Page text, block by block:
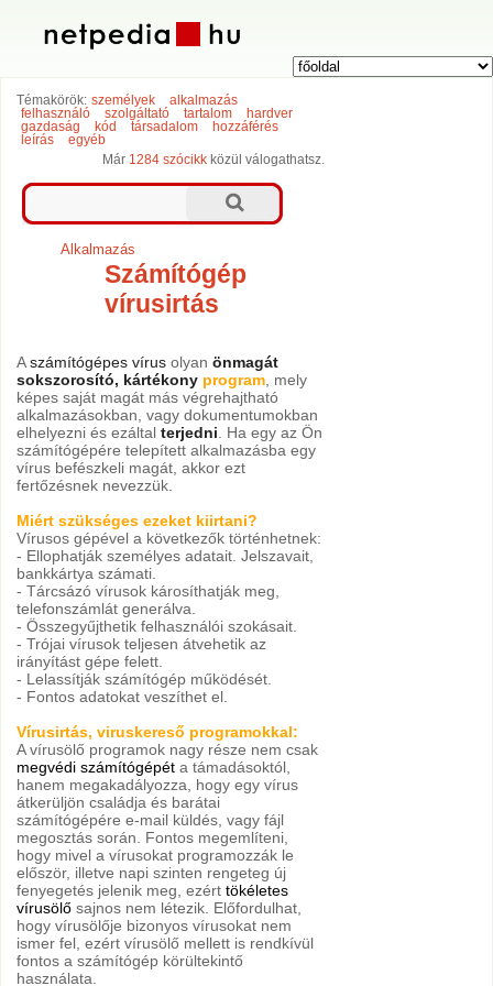
Témakörök: személyek
alkalmazás
felhasználó
szolgáltató tartalom
hardver
gazdaság
kód társadalom
hozzáférés
leírás
egyéb
Már 1284 szócikk közül válogathatsz.
Alkalmazás
Számítógép
vírusirtás
Aszámítógépes vírus olyanönmagát
sokszorosító, kártékony program , mely
képes saját magát más végrehajtható
alkalmazásokban, vagy dokumentumokban
elhelyezni és ezáltalterjedni . Ha egy az Ön
számítógépére telepített alkalmazásba egy
vírus befészkeli magát, akkor ezt
fertőzésnek nevezzük.
Miért szükséges ezeket kiirtani?
Vírusos gépével a következők történhetnek:
- Ellophatják személyes adatait. Jelszavait,
bankkártya számati.
- Tárcsázó vírusok károsíthatják meg,
telefonszámlát generálva.
- Összegyűjthetik felhasználói szokásait.
- Trójai vírusok teljesen átvehetik az
irányítást gépe felett.
- Lelassítják számítógép működését.
- Fontos adatokat veszíthet el.
Vírusirtás, viruskereső programokkal:
A vírusölő programok nagy része nem csak
megvédi számítógépéta támadásoktól,
hanem megakadályozza, hogy egy vírus
átkerüljön családja és barátai
számítógépére e-mail küldés, vagy fájl
megosztás során. Fontos megemlíteni,
hogy mivel a vírusokat programozzák le
először, illetve napi szinten rengeteg új
fenyegetés jelenik meg, ezérttökéletes
vírusölő sajnos nem létezik. Előfordulhat,
hogy vírusölője bizonyos vírusokat nem
ismer fel, ezért vírusölő mellett is rendkívül
fontos a számítógép körültekintő
használata.